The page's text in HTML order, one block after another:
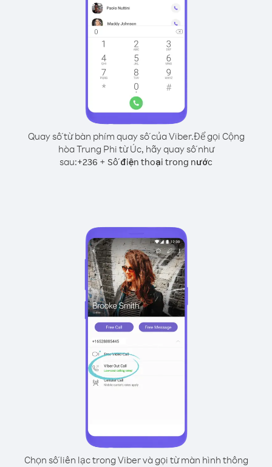
Quay số từ bàn phím quay số của Viber.Để gọi Cộng
hòa Trung Phi từ Úc, hãy quay số như
sau:+236 + Số điện thoại trong nước
Chọn số liên lạc trong Viber và gọi từ màn hình thông